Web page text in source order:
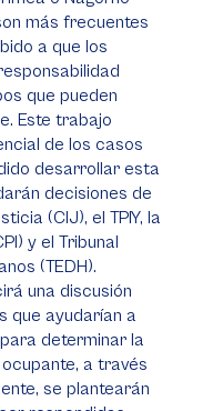
más frecuentes
a que los
que pueden
Este trabajo
de los casos
desarrollar esta
decisiones de
(CIJ), el TPIY, la
y el Tribunal
(TEDH).
una discusión
que ayudarían a
determinar la
a través
se plantearán